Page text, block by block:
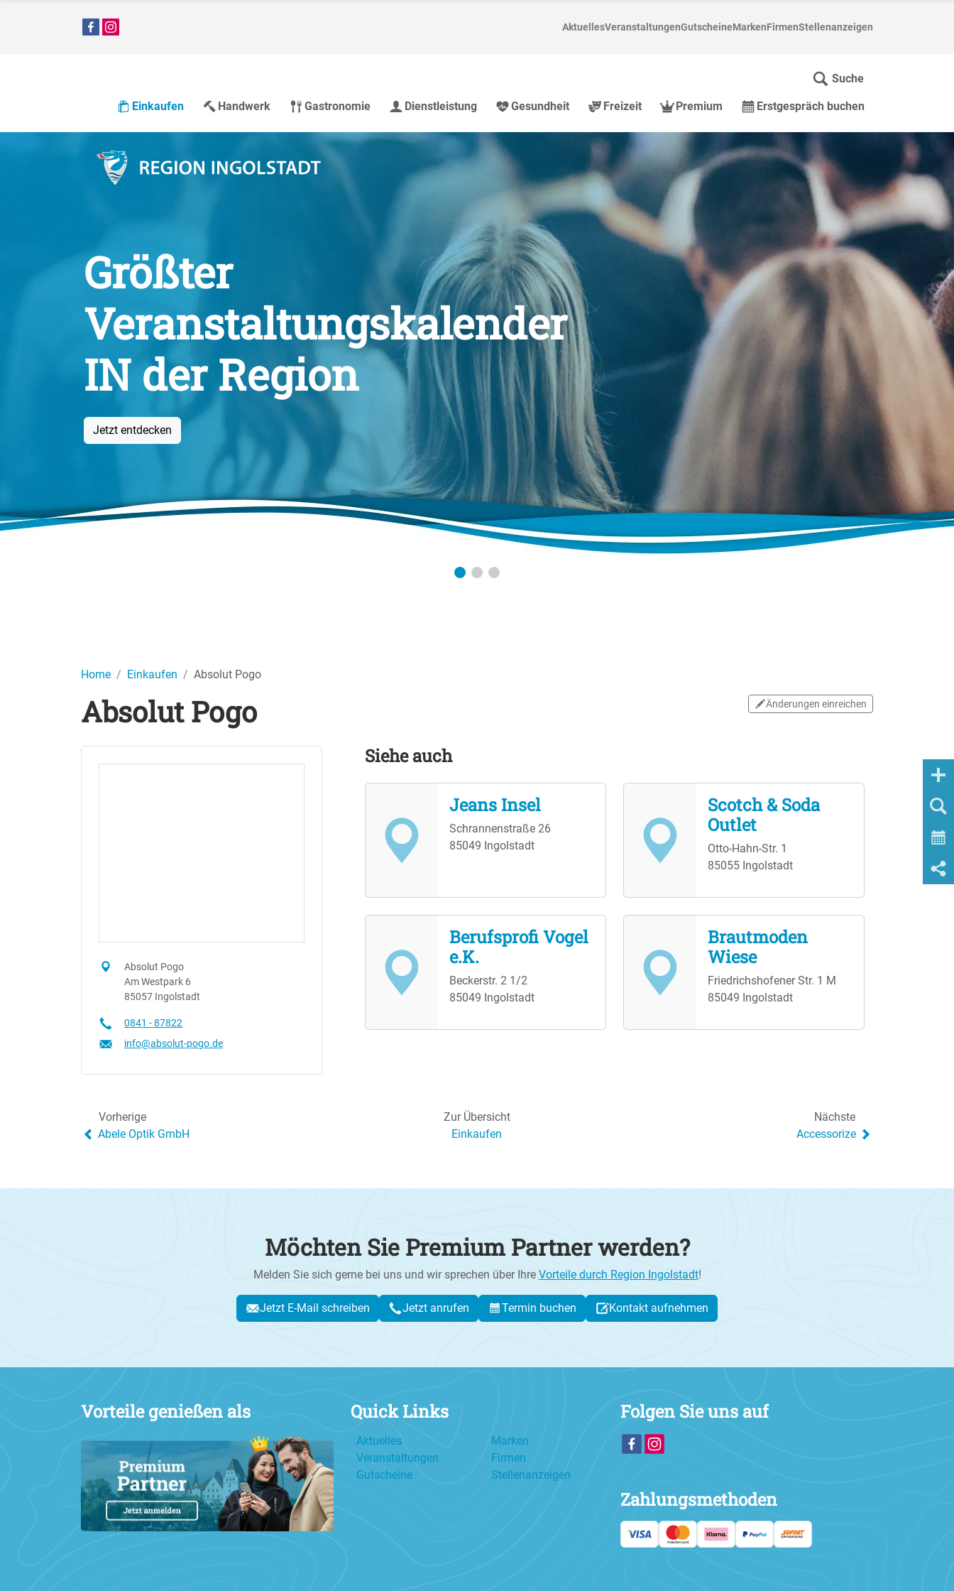
AktuellesVeranstaltungenGutscheineMarkenFirmenStellenanzeigen
Einkaufen Handwerk Gastronomie Dienstleistung Gesundheit Freizeit Premium Erstgespräch buchen
Suche
Größter
Veranstaltungskalender
IN der Region
Jetzt entdecken
Home Einkaufen Absolut Pogo
Änderungen einreichen
Absolut Pogo
Siehe auch
Jeans Insel
Schrannenstraße 26
85049 Ingolstadt
Scotch & Soda
Outlet
Otto-Hahn-Str. 1
85055 Ingolstadt
Berufsprofi Vogel
e.K.
Beckerstr. 2 1/2
85049 Ingolstadt
Brautmoden
Wiese
Friedrichshofener Str. 1 M
85049 Ingolstadt
Absolut Pogo
Am Westpark 6
85057 Ingolstadt
0841 - 87822
info@absolut-pogo.de
Vorherige
Abele Optik GmbH
Zur Übersicht
Einkaufen
Nächste
Accessorize
Möchten Sie Premium Partner werden?
Melden Sie sich gerne bei uns und wir sprechen über Ihre Vorteile durch Region Ingolstadt!
Jetzt E-Mail schreiben Jetzt anrufen Termin buchen Kontakt aufnehmen
Vorteile genießen als Quick Links
Aktuelles
Veranstaltungen
Gutscheine
Marken
Firmen
Stellenanzeigen
Folgen Sie uns auf
Zahlungsmethoden